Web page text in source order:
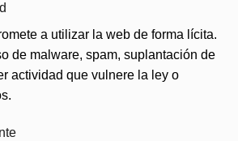
a utilizar la web de forma lícita.
de malware, spam, suplantación de
actividad que vulnere la ley o